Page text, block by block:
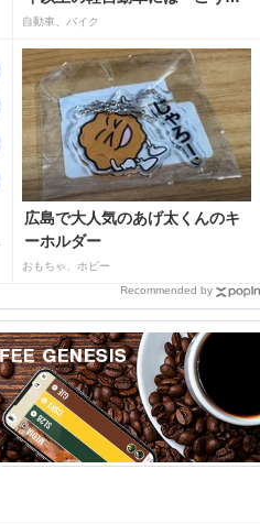
はばつぐんだ」が…
自動車、バイク
広島で大人気のあげ太くんのキ
ーホルダー
おもちゃ、ホビー
Recommended by